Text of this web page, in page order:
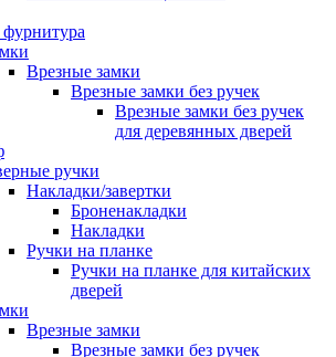
Врезные замки
Врезные замки без ручек
Врезные замки без ручек
для деревянных дверей
ручки
Накладки/завертки
Броненакладки
Накладки
Ручки на планке
Ручки на планке для китайских
дверей
Врезные замки
Врезные замки без ручек